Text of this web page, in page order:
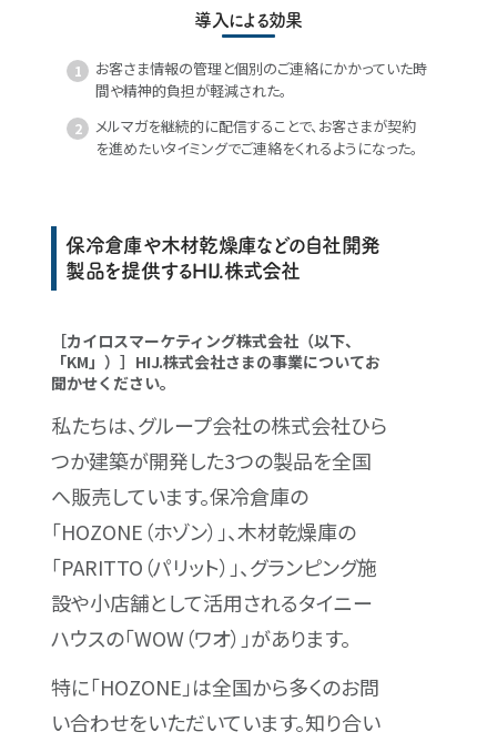
導入による効果
お客さま情報の管理と個別のご連絡にかかっていた時
間や精神的負担が軽減された。
メルマガを継続的に配信することで、お客さまが契約
を進めたいタイミングでご連絡をくれるようになった。
保冷倉庫や木材乾燥庫などの自社開発
製品を提供するHIJ.株式会社
［カイロスマーケティング株式会社（以下、
「KM」）］HIJ.株式会社さまの事業についてお
聞かせください。
私たちは、グループ会社の株式会社ひら
つか建築が開発した3つの製品を全国
へ販売しています。保冷倉庫の
「HOZONE（ホゾン）」、木材乾燥庫の
「PARITTO（パリット）」、グランピング施
設や小店舗として活用されるタイニー
ハウスの「WOW（ワオ）」があります。
特に「HOZONE」は全国から多くのお問
い合わせをいただいています。知り合い